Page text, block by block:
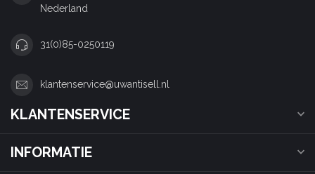
Nederland
31(0)85-0250119
klantenservice@uwantisell.nl
KLANTENSERVICE
INFORMATIE